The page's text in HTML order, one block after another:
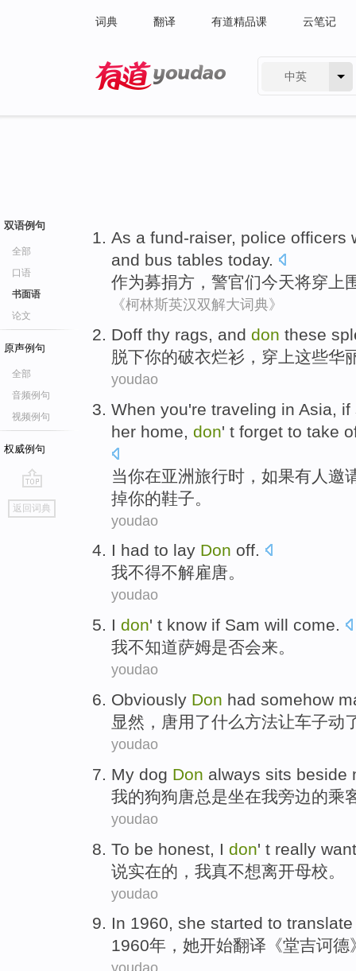
词典 翻译 有道精品课 云笔记
中英
双语例句
全部
口语
书面语
论文
原声例句
全部
音频例句
视频例句
权威例句
go
top
返回词典
As a fund-raiser, police officers
and bus tables today.
作为募捐方 ， 警官们今天将穿上
《柯林斯英汉双解大词典》
Doff thy rags, and don these
脱下你的破衣烂衫 ， 穿上这些华
youdao
When you're traveling in Asia if
her home don' t forget to take
当你在亚洲旅行时 ， 如果有人 邀
掉你的鞋子 。
youdao
I had to lay Don off.
我不得不解雇唐。
youdao
I don' t know if Sam will come.
我不知道萨姆是否会来。
youdao
Obviously Don had somehow
显然，唐用了什么方法让车子动
youdao
My dog Don always sits beside
我的狗狗唐总是坐在我旁边的乘
youdao
To be honest, I don' t really
说实在的，我真不想离开母校。
youdao
In 1960, she started to
1960年，她开始翻译《堂吉诃德